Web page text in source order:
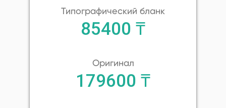
Типографический бланк
85400 ₸
Оригинал
179600 ₸